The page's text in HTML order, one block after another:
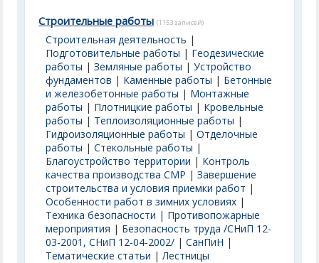
Строительные работы (1153 записей)
Строительная деятельность |
Подготовительные работы | Геодезические
работы |Земляные работы |Устройство
фундаментов | Каменные работы | Бетонные
и железобетонные работы | Монтажные
работы | Плотницкие работы | Кровельные
работы | Теплоизоляционные работы |
Гидроизоляционные работы |Отделочные
работы |Стекольные работы |
Благоустройство территории | Контроль
качества производства СМР |Завершение
строительства и условия приемки работ |
Особенности работ в зимних условиях |
Техника безопасности | Противопожарные
мероприятия | Безопасность труда /СНиП 12-
03-2001, СНиП 12-04-2002/ |СанПиН |
Тематические статьи |Лестницы